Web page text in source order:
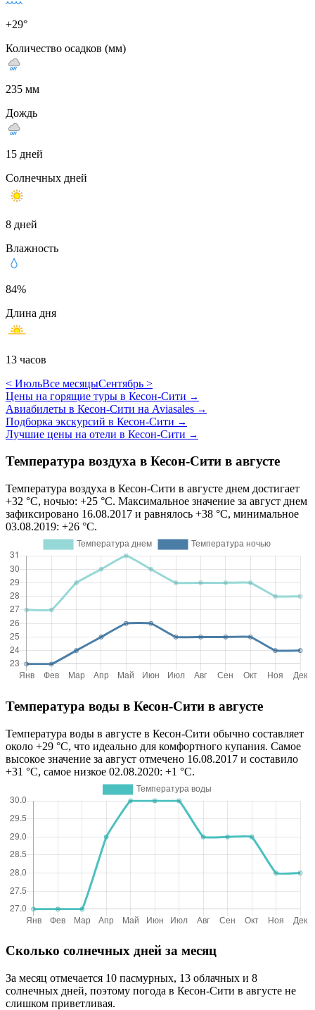
+29°
Количество осадков (мм)
235 мм
Дождь
15 дней
Солнечных дней
8 дней
Влажность
84%
Длина дня
13 часов
< ИюльВсе месяцыСентябрь >
Цены на горящие туры в Кесон-Сити →
Авиабилеты в Кесон-Сити на Aviasales →
Подборка экскурсий в Кесон-Сити →
Лучшие цены на отели в Кесон-Сити →
Температура воздуха в Кесон-Сити в августе
Температура воздуха в Кесон-Сити в августе днем достигает
+32 °C, ночью: +25 °C. Максимальное значение за август днем
зафиксировано 16.08.2017 и равнялось +38 °C, минимальное
03.08.2019: +26 °C.
Температура воды в Кесон-Сити в августе
Температура воды в августе в Кесон-Сити обычно составляет
около +29 °C, что идеально для комфортного купания. Самое
высокое значение за август отмечено 16.08.2017 и составило
+31 °C, самое низкое 02.08.2020: +1 °C.
Сколько солнечных дней за месяц
За месяц отмечается 10 пасмурных, 13 облачных и 8
солнечных дней, поэтому погода в Кесон-Сити в августе не
слишком приветливая.